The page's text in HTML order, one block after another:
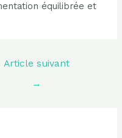
équilibrée et
Article suivant
→